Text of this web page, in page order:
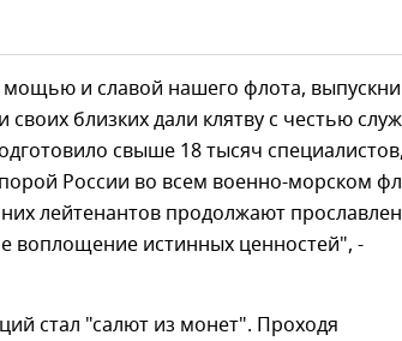
и славой нашего флота,
близких дали клятву с честью
свыше 18 тысяч специалистов,
России во всем военно-морском
лейтенантов продолжают
воплощение истинных ценностей", -
стал "салют из монет". Проходя